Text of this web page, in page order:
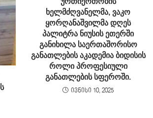
ხელმძღვანელმა, ვაკო
ყორღანაშვილმა დღეს
პალიტრა ნიუსის ეთერში
განიხილა საერთაშორისო
განათლების აკადემია ბიდისის
როლი პროფესიული
განათლების სფეროში.
ივნისი 10, 2025